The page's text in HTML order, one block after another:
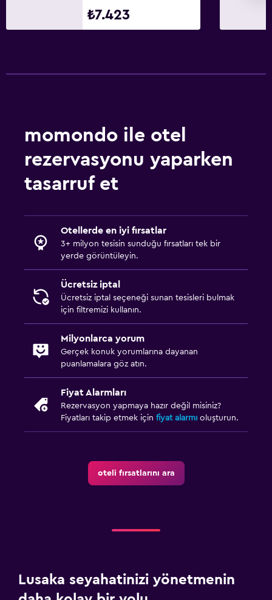
₺7.423
momondo ile otel
rezervasyonu yaparken
tasarruf et
Otellerde en iyi fırsatlar
3+ milyon tesisin sunduğu fırsatları tek bir
yerde görüntüleyin.
Ücretsiz iptal
Ücretsiz iptal seçeneği sunan tesisleri bulmak
için filtremizi kullanın.
Milyonlarca yorum
Gerçek konuk yorumlarına dayanan
puanlamalara göz atın.
Fiyat Alarmları
Rezervasyon yapmaya hazır değil misiniz?
Fiyatları takip etmek için fiyat alarmı oluşturun.
oteli fırsatlarını ara
Lusaka seyahatinizi yönetmenin